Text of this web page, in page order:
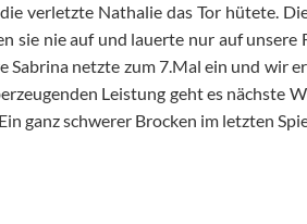
verletzte Nathalie das Tor hütete.
sie nie auf und lauerte nur auf unsere
Sabrina netzte zum 7.Mal ein und wir
Leistung geht es nächste
ganz schwerer Brocken im letzten